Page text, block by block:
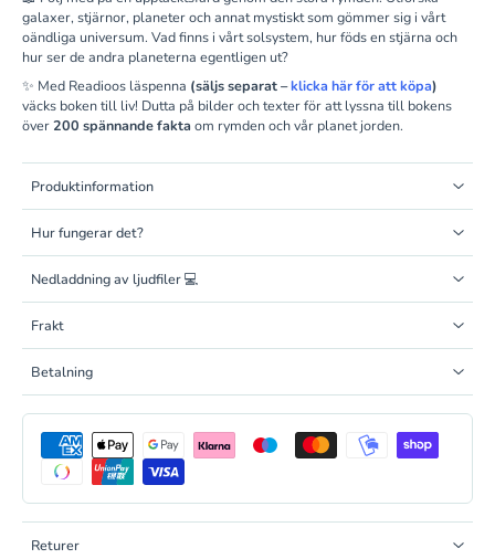
galaxer, stjärnor, planeter och annat mystiskt som gömmer sig i vårt
oändliga universum. Vad finns i vårt solsystem, hur föds en stjärna och
hur ser de andra planeterna egentligen ut?
✨ Med Readioos läspenna (säljs separat –klicka här för att köpa)
väcks boken till liv! Dutta på bilder och texter för att lyssna till bokens
över200 spännande fakta om rymden och vår planet jorden.
Produktinformation
Hur fungerar det?
Nedladdning av ljudfiler 💻
Frakt
Betalning
Returer